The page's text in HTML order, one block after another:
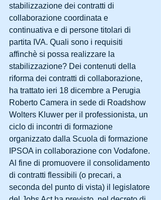
stabilizzazione dei contratti di
collaborazione coordinata e
continuativa e di persone titolari di
partita IVA. Quali sono i requisiti
affinchè si possa realizzare la
stabilizzazione? Dei contenuti della
riforma dei contratti di collaborazione,
ha trattato ieri 18 dicembre a Perugia
Roberto Camera in sede di Roadshow
Wolters Kluwer per il professionista, un
ciclo di incontri di formazione
organizzato dalla Scuola di formazione
IPSOA in collaborazione con Vodafone.
Al fine di promuovere il consolidamento
di contratti flessibili (o precari, a
seconda del punto di vista) il legislatore